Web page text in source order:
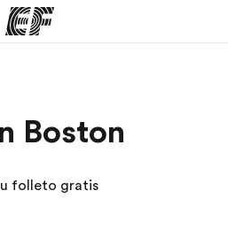
Boston
folleto gratis